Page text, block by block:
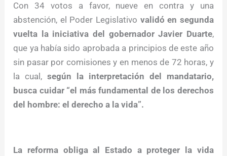
Con 34 votos a favor, nueve en contra y una
abstención, el Poder Legislativo validó en segunda
vuelta la iniciativa del gobernador Javier Duarte,
que ya había sido aprobada a principios de este año
sin pasar por comisiones y en menos de 72 horas, y
la cual,según la interpretación del mandatario,
busca cuidar “el más fundamental de los derechos
del hombre: el derecho a la vida”.
La reforma obliga al Estado a proteger la vida